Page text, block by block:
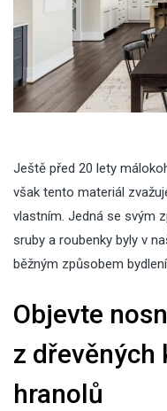
Ještě před 20 lety
však tento materiál
vlastním. Jedná se svým
sruby a roubenky byly v
běžným způsobem
Objevte
z
hranolů